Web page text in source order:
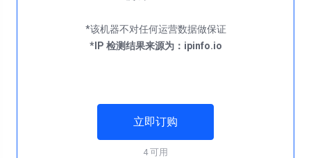
*IP 检测结果来源为：ipinfo.io
立即订购
4 可用